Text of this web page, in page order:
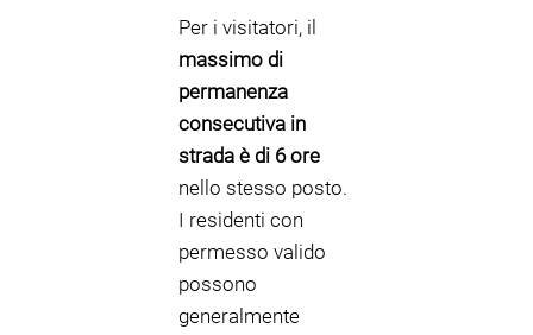
Per i visitatori, il
massimo di
permanenza
consecutiva in
strada è di 6 ore
nello stesso posto.
I residenti con
permesso valido
possono
generalmente